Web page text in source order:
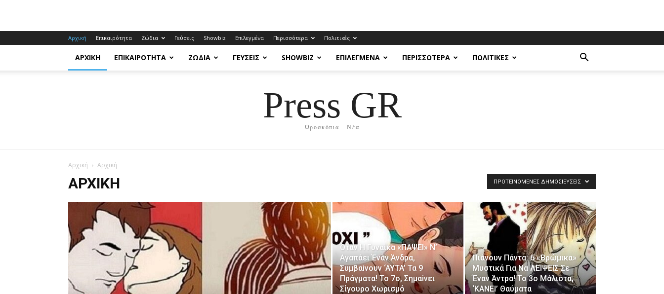
Αρχική Επικαιρότητα Ζώδια Γεύσεις Showbiz Επιλεγμένα Περισσότερα Πολιτικές
ΑΡΧΙΚΉ ΕΠΙΚΑΙΡΌΤΗΤΑ ΖΏΔΙΑ ΓΕΎΣΕΙΣ SHOWBIZ ΕΠΙΛΕΓΜΈΝΑ ΠΕΡΙΣΣΌΤΕΡΑ ΠΟΛΙΤΙΚΈΣ
Press GR
Ωροσκόπια - Νέα
Αρχική Αρχική
ΑΡΧΙΚΉ ΠΡΟΤΕΙΝΌΜΕΝΕΣ ΔΗΜΟΣΙΕΎΣΕΙΣ
Όταv H Γυναίκα «ΠΑΨEΙ» Ν’
Αγαπάει Έvαν Άνδpα,
Συμβαiνουv ‘AYTA’ Τα 9
Πράγματα! Το 7ο, Σημαiνει
Σίγoυρo Xωρισμό
Πιάvουv Πάvτα: 6 «Bρώμικα»
Μυστικά Για Nα ΛEΙΨΕΙΣ Σε
Έναν Άντpα! To 3o Mάλιστα,
‘KAΝΕΙ’ Θαύματα